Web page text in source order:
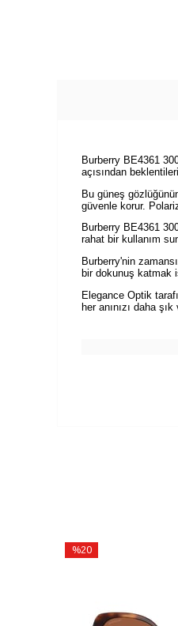
Burberry BE4361
açısından
Bu güneş
güvenle korur.
Burberry BE4361
rahat bir kullanım
Burberry'nin
bir dokunuş katmak
Elegance Optik
her anınızı daha
%20